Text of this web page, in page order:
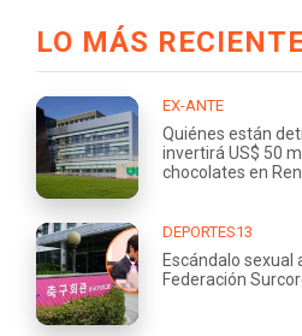
LO MÁS
EX-ANTE
Quiénes están
invertirá US$ 50
chocolates en
DEPORTES13
Escándalo sexual
Federación